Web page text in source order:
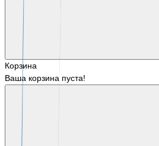
Корзина
Ваша корзина пуста!